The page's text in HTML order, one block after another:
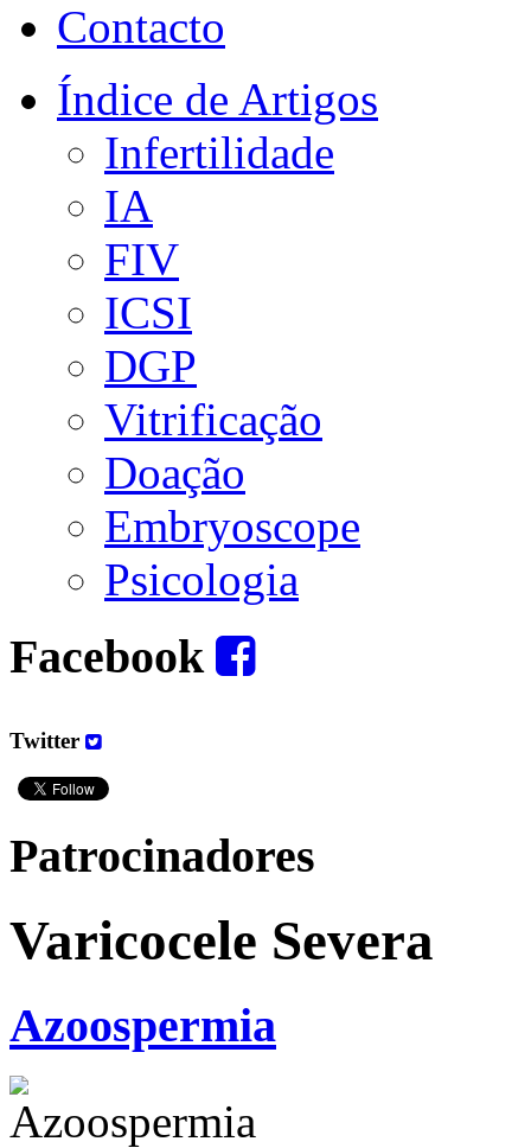
Contacto
Índice de Artigos
Infertilidade
IA
FIV
ICSI
DGP
Vitrificação
Doação
Embryoscope
Psicologia
Facebook
Twitter
Patrocinadores
Varicocele Severa
Azoospermia